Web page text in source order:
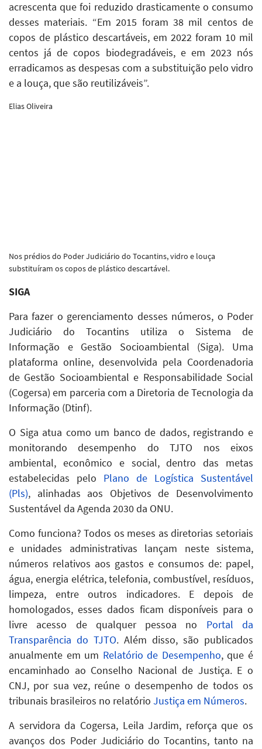
acrescenta que foi reduzido drasticamente o consumo
desses materiais. “Em 2015 foram 38 mil centos de
copos de plástico descartáveis, em 2022 foram 10 mil
centos já de copos biodegradáveis, e em 2023 nós
erradicamos as despesas com a substituição pelo vidro
e a louça, que são reutilizáveis”.
Elias Oliveira
Nos prédios do Poder Judiciário do Tocantins, vidro e louça
substituíram os copos de plástico descartável.
SIGA
Para fazer o gerenciamento desses números, o Poder
Judiciário do Tocantins utiliza o Sistema de
Informação e Gestão Socioambiental (Siga). Uma
plataforma online, desenvolvida pela Coordenadoria
de Gestão Socioambiental e Responsabilidade Social
(Cogersa) em parceria com a Diretoria de Tecnologia da
Informação (Dtinf).
O Siga atua como um banco de dados, registrando e
monitorando desempenho do TJTO nos eixos
ambiental, econômico e social, dentro das metas
estabelecidas pelo Plano de Logística Sustentável
(Pls), alinhadas aos Objetivos de Desenvolvimento
Sustentável da Agenda 2030 da ONU.
Como funciona? Todos os meses as diretorias setoriais
e unidades administrativas lançam neste sistema,
números relativos aos gastos e consumos de: papel,
água, energia elétrica, telefonia, combustível, resíduos,
limpeza, entre outros indicadores. E depois de
homologados, esses dados ficam disponíveis para o
livre acesso de qualquer pessoa no Portal da
Transparência do TJTO. Além disso, são publicados
anualmente em um Relatório de Desempenho, que é
encaminhado ao Conselho Nacional de Justiça. E o
CNJ, por sua vez, reúne o desempenho de todos os
tribunais brasileiros no relatório Justiça em Números.
A servidora da Cogersa, Leila Jardim, reforça que os
avanços dos Poder Judiciário do Tocantins, tanto na